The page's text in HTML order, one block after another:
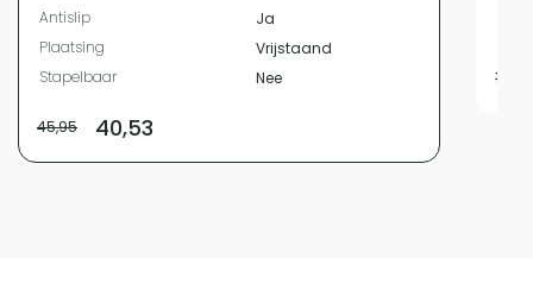
Antislip
Ja
Plaatsing
Vrijstaand
Stapelbaar
Nee
45,95 40,53
19,95